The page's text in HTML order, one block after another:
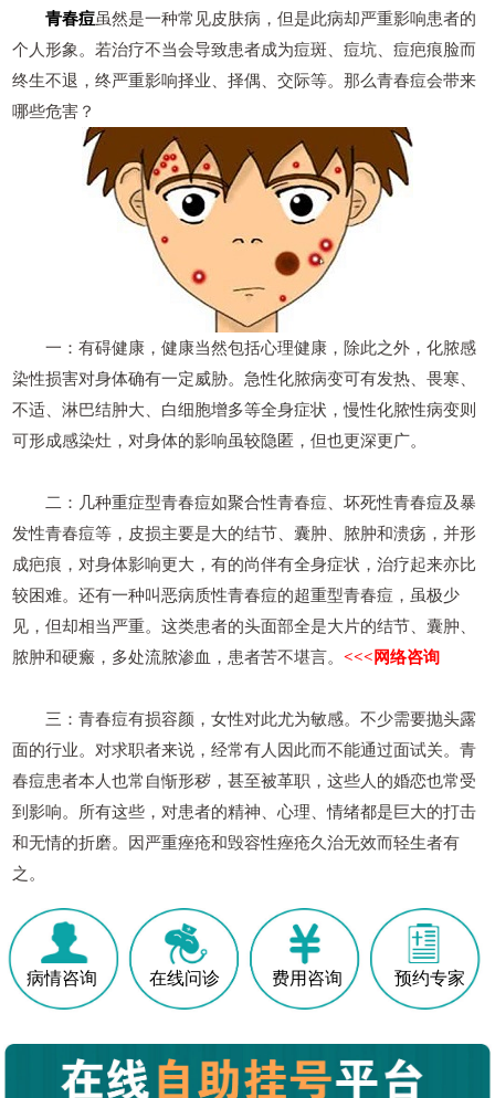
青春痘虽然是一种常见皮肤病，但是此病却严重影响患者的
个人形象。若治疗不当会导致患者成为痘斑、痘坑、痘疤痕脸而
终生不退，终严重影响择业、择偶、交际等。那么青春痘会带来
哪些危害？
一：有碍健康，健康当然包括心理健康，除此之外，化脓感
染性损害对身体确有一定威胁。急性化脓病变可有发热、畏寒、
不适、淋巴结肿大、白细胞增多等全身症状，慢性化脓性病变则
可形成感染灶，对身体的影响虽较隐匿，但也更深更广。
二：几种重症型青春痘如聚合性青春痘、坏死性青春痘及暴
发性青春痘等，皮损主要是大的结节、囊肿、脓肿和溃疡，并形
成疤痕，对身体影响更大，有的尚伴有全身症状，治疗起来亦比
较困难。还有一种叫恶病质性青春痘的超重型青春痘，虽极少
见，但却相当严重。这类患者的头面部全是大片的结节、囊肿、
脓肿和硬瘢，多处流脓渗血，患者苦不堪言。<<<网络咨询
三：青春痘有损容颜，女性对此尤为敏感。不少需要抛头露
面的行业。对求职者来说，经常有人因此而不能通过面试关。青
春痘患者本人也常自惭形秽，甚至被革职，这些人的婚恋也常受
到影响。所有这些，对患者的精神、心理、情绪都是巨大的打击
和无情的折磨。因严重痤疮和毁容性痤疮久治无效而轻生者有
之。
病情咨询 在线问诊 费用咨询 预约专家